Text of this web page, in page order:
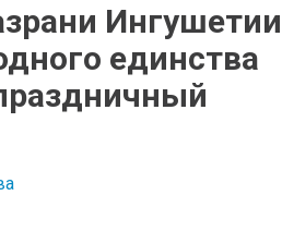
Ингушетии
единства